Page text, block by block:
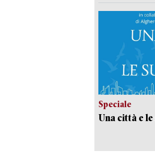
Speciale
Una città e